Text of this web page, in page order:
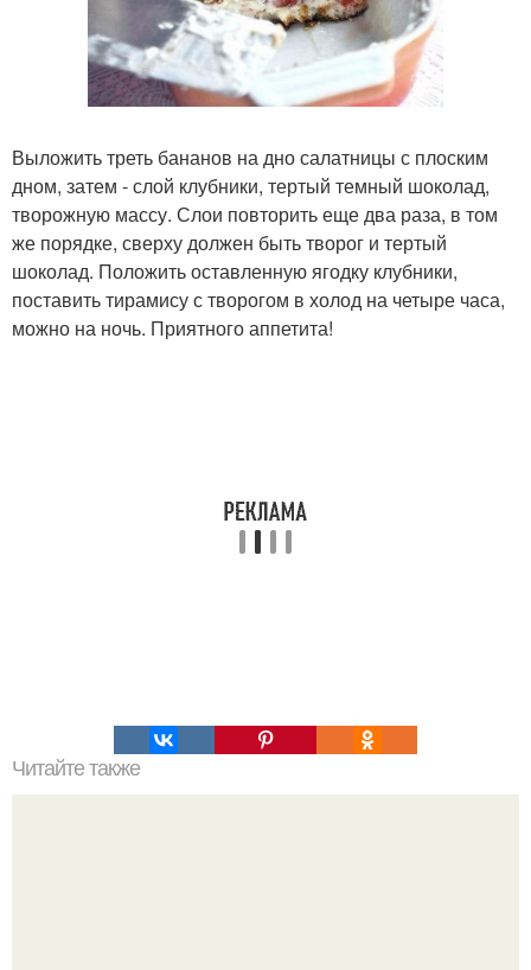
Выложить треть бананов на дно салатницы с плоским
дном, затем - слой клубники, тертый темный шоколад,
творожную массу. Слои повторить еще два раза, в том
же порядке, сверху должен быть творог и тертый
шоколад. Положить оставленную ягодку клубники,
поставить тирамису с творогом в холод на четыре часа,
можно на ночь. Приятного аппетита!
Читайте также